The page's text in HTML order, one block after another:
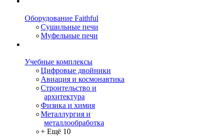
Оборудование Faithful
Сушильные печи
Муфельные печи
Учебные комплексы
Цифровые двойники
Авиация и космонавтика
Строительство и
архитектура
Физика и химия
Металлургия и
металлообработка
+ Ещё 10